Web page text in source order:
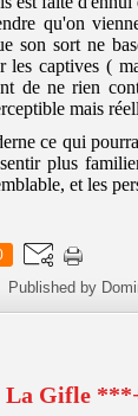
qu'on
son sort ne
captives (
de ne rien
mais
ce qui
plus
et les
Published by
La Gifle